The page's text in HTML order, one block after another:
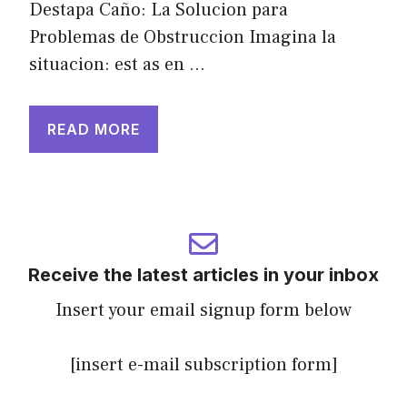
Destapa Caño: La Solucion para
Problemas de Obstruccion Imagina la
situacion: est as en …
READ MORE
Receive the latest articles in your inbox
Insert your email signup form below
[insert e-mail subscription form]